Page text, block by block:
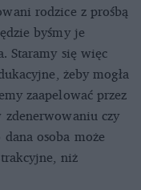
rodzice z prośbą
byśmy je
Staramy się więc
żeby mogła
zaapelować przez
zdenerwowaniu czy
osoba może
niż